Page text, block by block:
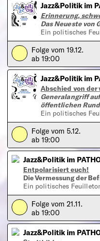
Jazz&Politik im
Erinnerung,
Das Neueste von
Ein politisches
Play Folge vom 19.12.
ab 19:00
Jazz&Politik im
Abschied von der
Generalangriff
öffentlichen
Ein politisches
Play Folge vom 5.12.
ab 19:00
Jazz&Politik im
Entpolarisiert euch!
Die Vermessung der
Ein politisches
Play Folge vom 21.11.
ab 19:00
Jazz&Politik im